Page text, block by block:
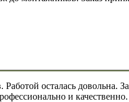
осталась довольна.
и